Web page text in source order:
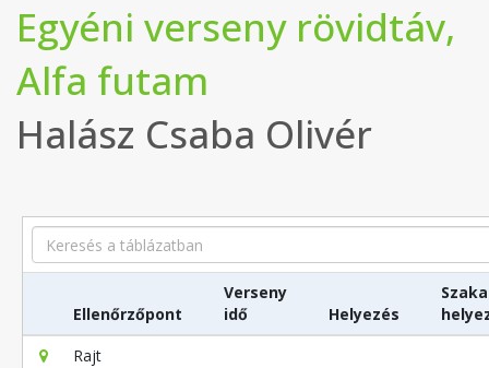
Egyéni verseny rövidtáv,
Alfa futam
Halász Csaba Olivér
Search
Ellenőrzőpont
Verseny
idő
Helyezés
Rajt